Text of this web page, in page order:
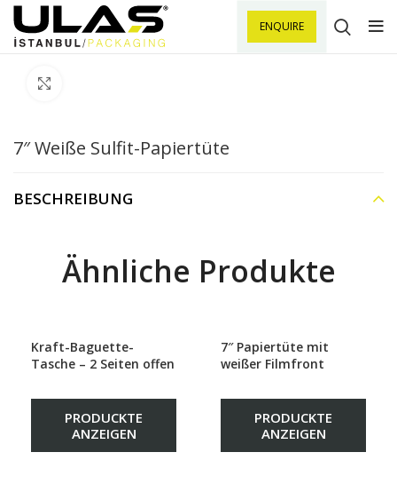
ENQUIRE
7″ Weiße Sulfit-Papiertüte
BESCHREIBUNG
Ähnliche Produkte
Kraft-Baguette-
Tasche – 2 Seiten offen
PRODUCKTE
ANZEIGEN
7″ Papiertüte mit
weißer Filmfront
PRODUCKTE
ANZEIGEN